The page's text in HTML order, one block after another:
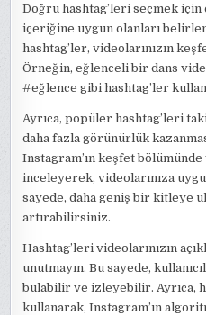
Doğru hashtag’leri seçmek
içeriğine uygun olanları
hashtag’ler, videolarınızın
Örneğin, eğlenceli bir dans
#eğlence gibi hashtag’ler
Ayrıca, popüler hashtag’leri
daha fazla görünürlük
Instagram’ın keşfet
inceleyerek, videolarınıza
sayede, daha geniş bir kitleye
artırabilirsiniz.
Hashtag’leri videolarınızın
unutmayın. Bu sayede,
bulabilir ve izleyebilir. Ayrıca,
kullanarak, Instagram’ın